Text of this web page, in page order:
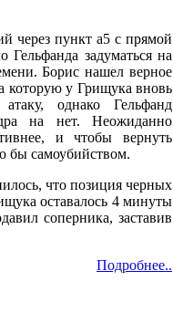
через пункт а5 с прямой
Гельфанда задуматься на
Борис нашел верное
которую у Грищука вновь
однако Гельфанд
на нет. Неожиданно
и чтобы вернуть
бы самоубийством.
что позиция черных
оставалось 4 минуты
соперника, заставив
Подробнее..